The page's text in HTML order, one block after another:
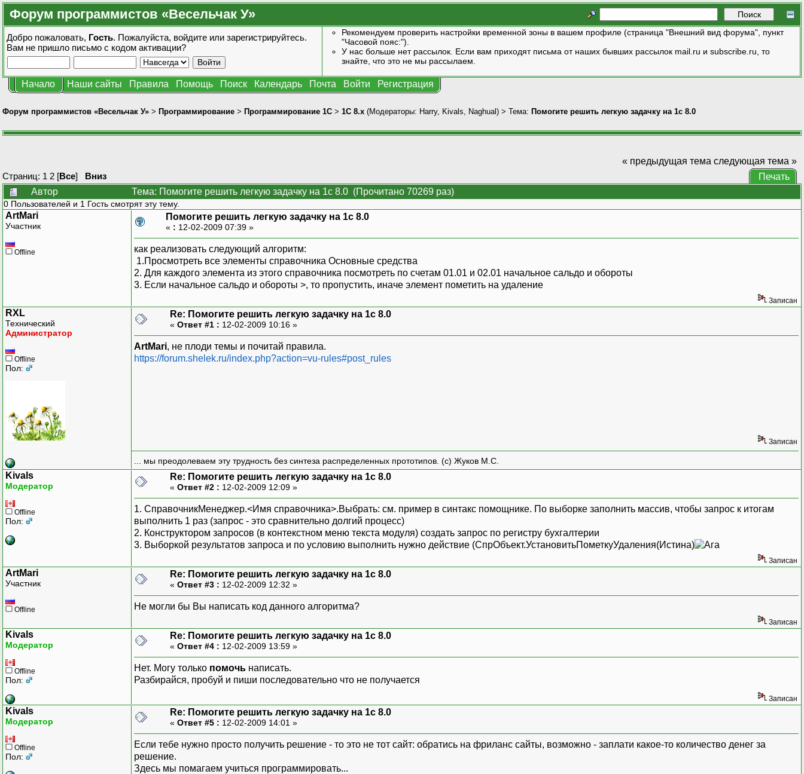
Форум программистов «Весельчак У»
Добро пожаловать, Гость. Пожалуйста, войдите или зарегистрируйтесь.
Вам не пришло письмо с кодом активации?
Рекомендуем проверить настройки временной зоны в вашем профиле (страница "Внешний вид форума", пункт
"Часовой пояс:").
У нас больше нет рассылок. Если вам приходят письма от наших бывших рассылок mail.ru и subscribe.ru, то
знайте, что это не мы рассылаем.
Начало Наши сайты Правила Помощь Поиск Календарь Почта Войти Регистрация
Форум программистов «Весельчак У» > Программирование > Программирование 1С > 1С 8.x (Модераторы: Harry, Kivals Naghual) > Тема: Помогите решить легкую задачку на 1с 8.0
Страниц: 1 2 [Все] Вниз
« предыдущая тема следующая тема »
Печать
Автор
Тема: Помогите решить легкую задачку на 1с 8.0 (Прочитано 70269 раз)
0 Пользователей и 1 Гость смотрят эту тему.
ArtMari
Участник
Offline
Помогите решить легкую задачку на 1с 8.0
« : 12-02-2009 07:39 »
как реализовать следующий алгоритм:
1.Просмотреть все элементы справочника Основные средства
2. Для каждого элемента из этого справочника посмотреть по счетам 01.01 и 02.01 начальное сальдо и обороты
3. Если начальное сальдо и обороты >, то пропустить, иначе элемент пометить на удаление
Записан
RXL
Технический
Администратор
Offline
Пол:
Re: Помогите решить легкую задачку на 1с 8.0
« Ответ #1 : 12-02-2009 10:16 »
ArtMari, не плоди темы и почитай правила.
https://forum.shelek.ru/index.php?action=vu-rules#post_rules
Записан
... мы преодолеваем эту трудность без синтеза распределенных прототипов. (с) Жуков М.С.
Kivals
Модератор
Offline
Пол:
Re: Помогите решить легкую задачку на 1с 8.0
« Ответ #2 : 12-02-2009 12:09 »
1. СправочникМенеджер.<Имя справочника>.Выбрать: см. пример в синтакс помощнике. По выборке заполнить массив, чтобы запрос к итогам
выполнить 1 раз (запрос - это сравнительно долгий процесс)
2. Конструктором запросов (в контекстном меню текста модуля) создать запрос по регистру бухгалтерии
3. Выборкой результатов запроса и по условию выполнить нужно действие (СпрОбъект.УстановитьПометкуУдаления(Истина)
Записан
ArtMari
Участник
Offline
Re: Помогите решить легкую задачку на 1с 8.0
« Ответ #3 : 12-02-2009 12:32 »
Не могли бы Вы написать код данного алгоритма?
Записан
Kivals
Модератор
Offline
Пол:
Re: Помогите решить легкую задачку на 1с 8.0
« Ответ #4 : 12-02-2009 13:59 »
Нет. Могу только помочь написать.
Разбирайся, пробуй и пиши последовательно что не получается
Записан
Kivals
Модератор
Offline
Пол:
Re: Помогите решить легкую задачку на 1с 8.0
« Ответ #5 : 12-02-2009 14:01 »
Если тебе нужно просто получить решение - то это не тот сайт: обратись на фриланс сайты, возможно - заплати какое-то количество денег за
решение.
Здесь мы помагаем учиться программировать...